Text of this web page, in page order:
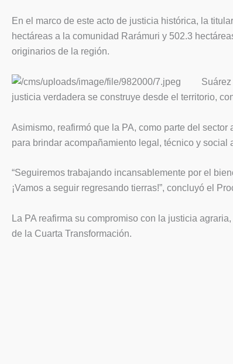
En el marco de este acto de justicia histórica, la
hectáreas a la comunidad Rarámuri y 502.3
originarios de la región.
justicia verdadera se construye desde el territorio,
Asimismo, reafirmó que la PA, como parte del
para brindar acompañamiento legal, técnico y
“Seguiremos trabajando incansablemente por el
¡Vamos a seguir regresando tierras!”, concluyó el
La PA reafirma su compromiso con la justicia
de la Cuarta Transformación.